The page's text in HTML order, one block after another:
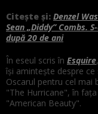
Citește și: Denzel
Sean „Diddy” Combs.
după 20 de ani
În eseul scris în Esquire
își amintește despre
Oscarul pentru cel mai
"The Hurricane", în
"American Beauty".